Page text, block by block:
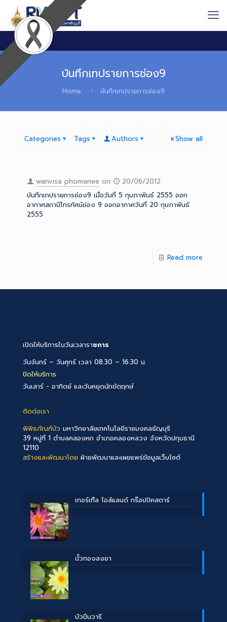
บันทึกเทปรายการช่อง9
Home บันทึกเทปรายการช่อง9
Categories Tags Authors Show all
wanvisa phomanee on
20/06/2012
บันทึกเทปรายการช่อง9 เมื่อวันที่ 5 กุมภาพันธ์ 2555 ออก
อากาศสถานีโทรทัศน์ช่อง 9 ออกอากาศวันที่ 20 กุมภาพันธ์
2555
Read more
เปิดให้บริการในวันเวลาราชการ
วันจันทร์ – วันศุกร์ เวลา 08.30 – 16.30 น.
ปิดให้บริการ
วันเสาร์ - อาทิตย์ และวันหยุดนักขัตฤกษ์
ติดต่อเรา
พิพิธภัณฑ์บัว มหาวิทยาลัยเทคโนโลยีราชมงคลธัญบุรี
39 หมู่ที่ 1 ตำบลคลองหก อำเภอคลองหลวง จังหวัดปทุมธานี
12110
สร้างและพัฒนาโดย ฝ่ายพัฒนาและเผยแพร่ข้อมูลเว็บไซต์
เทอร์เทิ้ล ไอส์แลนด์ ทร๊อปปิคสตาร์
บััวทองลงยา
บัวปิ่นวารี